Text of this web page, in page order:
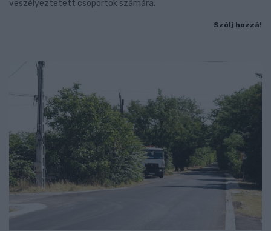
veszélyeztetett csoportok számára.
Szólj hozzá!